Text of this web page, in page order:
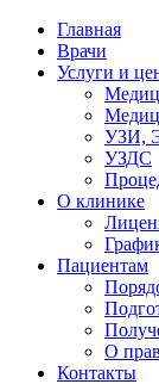
Главная
Врачи
Услуги и
УЗИ,
УЗДС
О клинике
Пациентам
О
Контакты